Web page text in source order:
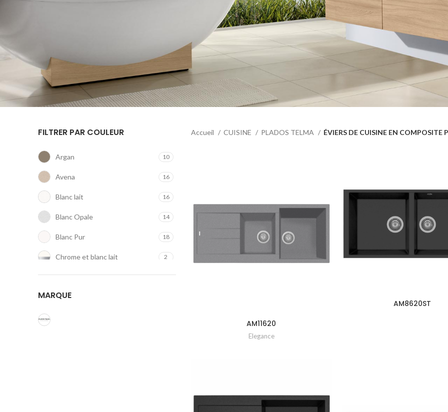
FILTRER PAR COULEUR
Argan 10
Avena 16
Blanc lait 16
Blanc Opale 14
Blanc Pur 18
Chrome et blanc lait 2
Concrete 11
Gris aluminium
MARQUE
Accueil CUISINE PLADOS TELMA ÉVIERS DE CUISINE EN COMPOSITE
AM11620
Elegance
AM8620ST